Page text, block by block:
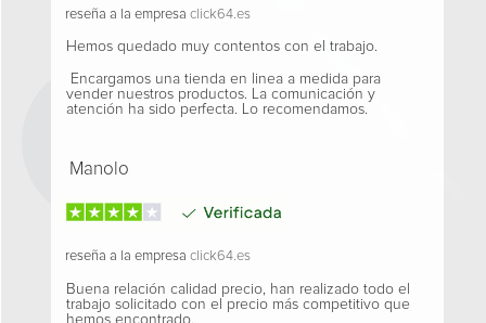
reseña a la empresa click64.es
Hemos quedado muy contentos con el trabajo.
Encargamos una tienda en linea a medida para
vender nuestros productos. La comunicación y
atención ha sido perfecta. Lo recomendamos.
Manolo
reseña a la empresa click64.es
Buena relación calidad precio, han realizado todo el
trabajo solicitado con el precio más competitivo que
hemos encontrado.